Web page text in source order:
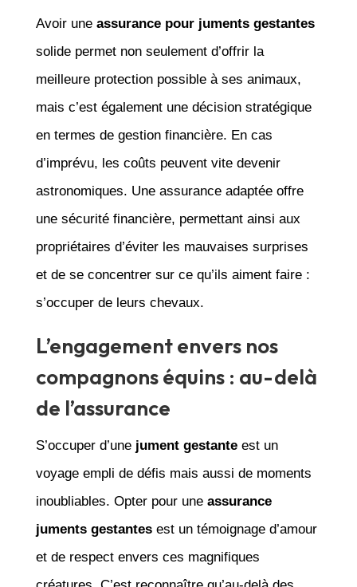
Avoir une assurance pour juments gestantes
solide permet non seulement d’offrir la
meilleure protection possible à ses animaux,
mais c’est également une décision stratégique
en termes de gestion financière. En cas
d’imprévu, les coûts peuvent vite devenir
astronomiques. Une assurance adaptée offre
une sécurité financière, permettant ainsi aux
propriétaires d’éviter les mauvaises surprises
et de se concentrer sur ce qu’ils aiment faire :
s’occuper de leurs chevaux.
L’engagement envers nos
compagnons équins : au-delà
de l’assurance
S’occuper d’une jument gestanteest un
voyage empli de défis mais aussi de moments
inoubliables. Opter pour une assurance
juments gestantesest un témoignage d’amour
et de respect envers ces magnifiques